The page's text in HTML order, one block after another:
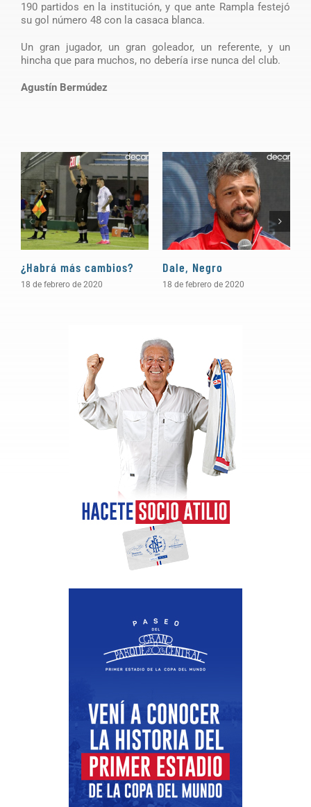
190 partidos en la institución, y que ante Rampla festejó
su gol número 48 con la casaca blanca.
Un gran jugador, un gran goleador, un referente, y un
hincha que para muchos, no debería irse nunca del club.
Agustín Bermúdez
¿Habrá más cambios?
18 de febrero de 2020
Dale, Negro
18 de febrero de 2020